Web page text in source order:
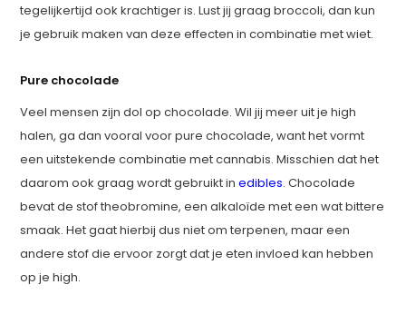
tegelijkertijd ook krachtiger is. Lust jij graag broccoli, dan kun
je gebruik maken van deze effecten in combinatie met wiet.
Pure chocolade
Veel mensen zijn dol op chocolade. Wil jij meer uit je high
halen, ga dan vooral voor pure chocolade, want het vormt
een uitstekende combinatie met cannabis. Misschien dat het
daarom ook graag wordt gebruikt inedibles. Chocolade
bevat de stof theobromine, een alkaloïde met een wat bittere
smaak. Het gaat hierbij dus niet om terpenen, maar een
andere stof die ervoor zorgt dat je eten invloed kan hebben
op je high.